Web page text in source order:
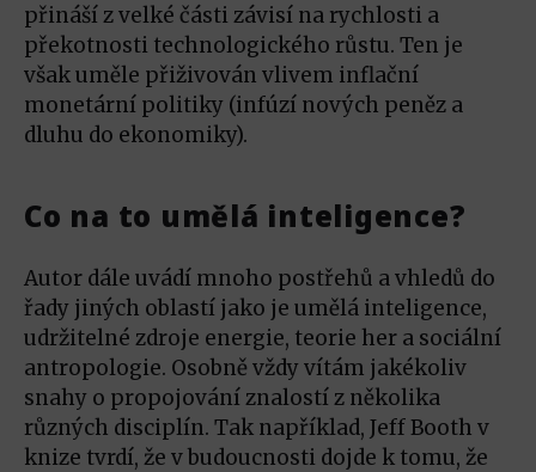
přináší z velké části závisí na rychlosti a
překotnosti technologického růstu. Ten je
však uměle přiživován vlivem inflační
monetární politiky (infúzí nových peněz a
dluhu do ekonomiky).
Co na to umělá inteligence?
Autor dále uvádí mnoho postřehů a vhledů do
řady jiných oblastí jako je umělá inteligence,
udržitelné zdroje energie, teorie her a sociální
antropologie. Osobně vždy vítám jakékoliv
snahy o propojování znalostí z několika
různých disciplín. Tak například, Jeff Booth v
knize tvrdí, že v budoucnosti dojde k tomu, že